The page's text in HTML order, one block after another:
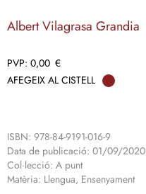
Albert Vilagrasa Grandia
0,00 €
AFEGEIX AL CISTELL
ISBN: 978-84-9191-016-9
Data de publicació: 01/09/2020
Col·lecció: A punt
Matèria: Llengua, Ensenyament